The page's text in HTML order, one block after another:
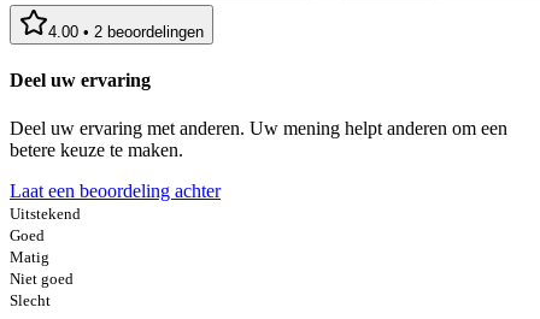
4.00 • 2 beoordelingen
Deel uw ervaring
Deel uw ervaring met anderen. Uw mening helpt anderen om een
betere keuze te maken.
Laat een beoordeling achter
Uitstekend
Goed
Matig
Niet goed
Slecht